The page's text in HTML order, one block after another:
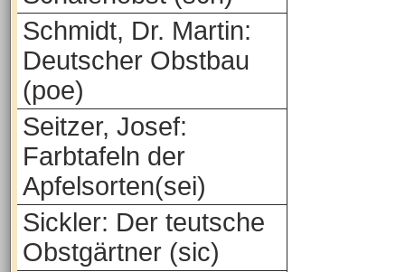
Schmidt, Dr. Martin:
Deutscher Obstbau
(poe)
Seitzer, Josef:
Farbtafeln der
Apfelsorten(sei)
Sickler: Der teutsche
Obstgärtner (sic)